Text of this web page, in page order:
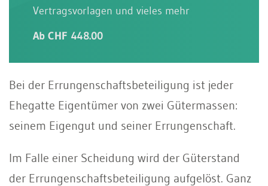
Vertragsvorlagen und vieles mehr
Ab CHF 448.00
Bei der Errungenschaftsbeteiligung ist jeder
Ehegatte Eigentümer von zwei Gütermassen:
seinem Eigengut und seiner Errungenschaft.
Im Falle einer Scheidung wird der Güterstand
der Errungenschaftsbeteiligung aufgelöst. Ganz